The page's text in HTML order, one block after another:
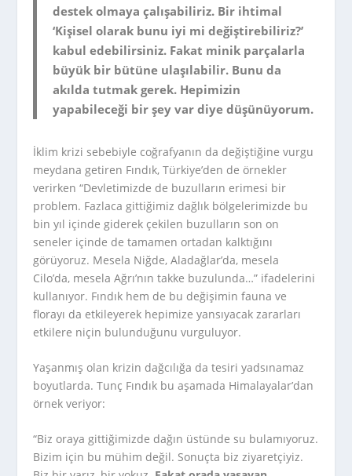
destek olmaya çalışabiliriz. Bir ihtimal
‘Kişisel olarak bunu iyi mi değiştirebiliriz?’
kabul edebilirsiniz. Fakat minik parçalarla
büyük bir bütüne ulaşılabilir. Bunu da
akılda tutmak gerek. Hepimizin
yapabileceği bir şey var diye düşünüyorum.
İklim krizi sebebiyle coğrafyanın da değiştiğine vurgu
meydana getiren Fındık, Türkiye’den de örnekler
verirken “Devletimizde de buzulların erimesi bir
problem. Fazlaca gittiğimiz dağlık bölgelerimizde bu
bin yıl içinde giderek çekilen buzulların son on
seneler içinde de tamamen ortadan kalktığını
görüyoruz. Mesela Niğde, Aladağlar’da, mesela
Cilo’da, mesela Ağrı’nın takke buzulunda…” ifadelerini
kullanıyor. Fındık hem de bu değişimin fauna ve
florayı da etkileyerek hepimize yansıyacak zararları
etkilere niçin bulunduğunu vurguluyor.
Yaşanmış olan krizin dağcılığa da tesiri yadsınamaz
boyutlarda. Tunç Fındık bu aşamada Himalayalar’dan
örnek veriyor:
“Biz oraya gittiğimizde dağın üstünde su bulamıyoruz.
Bizim için bu mühim değil. Sonuçta biz ziyaretçiyiz.